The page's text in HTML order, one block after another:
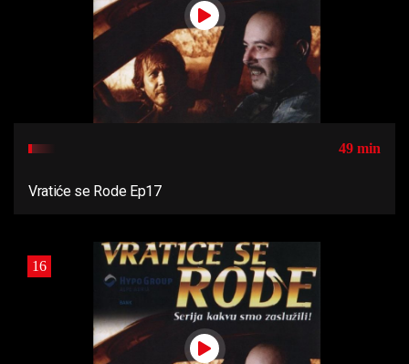
49 min
Vratiće se Rode Ep17
16